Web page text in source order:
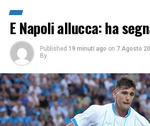
E Napoli allucca: ha
Published 19 minuti ago on 7 Agosto
By